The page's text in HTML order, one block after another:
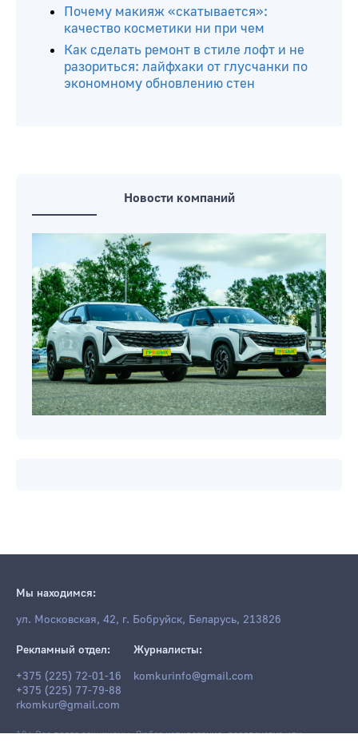
Почему макияж «скатывается»:
качество косметики ни при чем
Как сделать ремонт в стиле лофт и не
разориться: лайфхаки от глусчанки по
экономному обновлению стен
Новости компаний
Мы находимся:
ул. Московская, 42, г. Бобруйск, Беларусь, 213826
Рекламный отдел:
+375 (225) 72-01-16
+375 (225) 77-79-88
rkomkur@gmail.com
Журналисты:
komkurinfo@gmail.com
18+ Все права защищены. Любое копирование, перепечатка или